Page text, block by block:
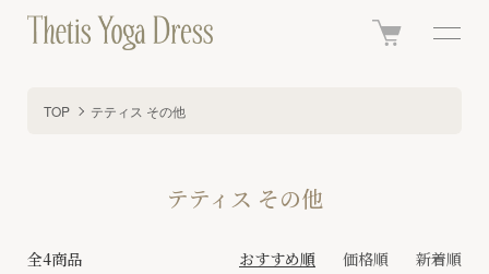
TOP テティス その他
テティス その他
全4商品 おすすめ順 価格順 新着順